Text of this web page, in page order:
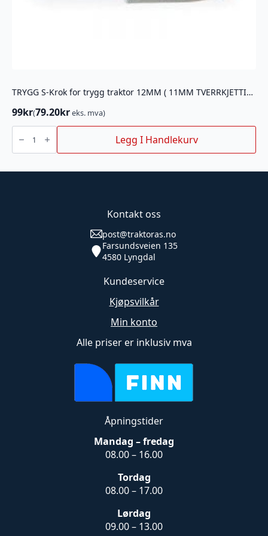
TRYGG S-Krok for trygg traktor 12MM ( 11MM TVERRKJETTING)
99kr(79.20kreks. mva)
TRYGG
Krok
for
12MM
Legg I Handlekurv
Kontakt oss
post@traktoras.no
Farsundsveien 135
4580 Lyngdal
Kundeservice
Kjøpsvilkår
Min konto
Alle priser er inklusiv mva
Åpningstider
Mandag – fredag
08.00 – 16.00
Tordag
08.00 – 17.00
Lørdag
09.00 – 13.00